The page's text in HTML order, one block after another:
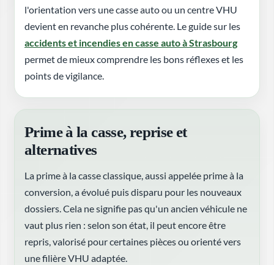
l'orientation vers une casse auto ou un centre VHU
devient en revanche plus cohérente. Le guide sur les
accidents et incendies en casse auto à Strasbourg
permet de mieux comprendre les bons réflexes et les
points de vigilance.
Prime à la casse, reprise et
alternatives
La prime à la casse classique, aussi appelée prime à la
conversion, a évolué puis disparu pour les nouveaux
dossiers. Cela ne signifie pas qu'un ancien véhicule ne
vaut plus rien : selon son état, il peut encore être
repris, valorisé pour certaines pièces ou orienté vers
une filière VHU adaptée.